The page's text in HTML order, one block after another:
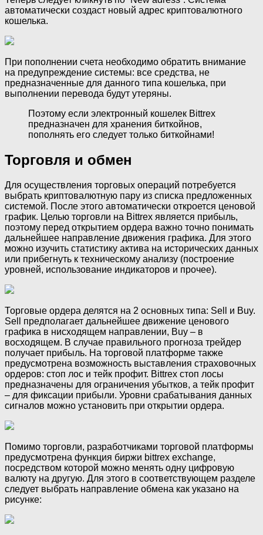
автоматически создаст новый адрес криптовалютного
кошелька.
При пополнении счета необходимо обратить внимание
на предупреждение системы: все средства, не
предназначенные для данного типа кошелька, при
выполнении перевода будут утеряны.
Поэтому если электронный кошелек Bittrex
предназначен для хранения биткойнов,
пополнять его следует только биткойнами!
Торговля и обмен
Для осуществления торговых операций потребуется
выбрать криптовалютную пару из списка предложенных
системой. После этого автоматически откроется ценовой
график. Целью торговли на Bittrex является прибыль,
поэтому перед открытием ордера важно точно понимать
дальнейшее направление движения графика. Для этого
можно изучить статистику актива на исторических данных
или прибегнуть к техническому анализу (построение
уровней, использование индикаторов и прочее).
Торговые ордера делятся на 2 основных типа: Sell и Buy.
Sell предполагает дальнейшее движение ценового
графика в нисходящем направлении, Buy – в
восходящем. В случае правильного прогноза трейдер
получает прибыль. На торговой платформе также
предусмотрена возможность выставления страховочных
ордеров: стоп лос и тейк профит. Bittrex стоп лосы
предназначены для ограничения убытков, а тейк профит
– для фиксации прибыли. Уровни срабатывания данных
сигналов можно установить при открытии ордера.
Помимо торговли, разработчиками торговой платформы
предусмотрена функция биржи bittrex exchange,
посредством которой можно менять одну цифровую
валюту на другую. Для этого в соответствующем разделе
следует выбрать направление обмена как указано на
рисунке: